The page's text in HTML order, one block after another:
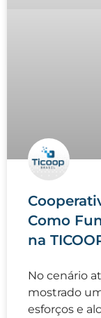
Como
na
No cenário
mostrado
esforços e